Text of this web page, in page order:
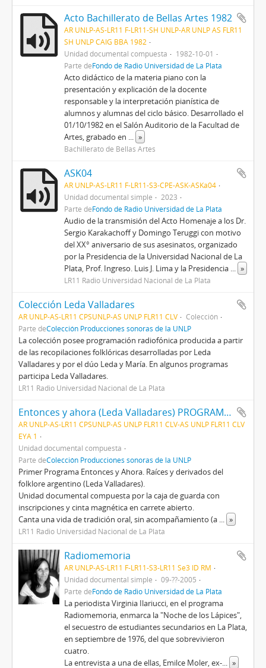
Acto Bachillerato de Bellas Artes 1982
AR UNLP-AS-LR11 F-LR11-SH UNLP-AR UNLP AS FLR11
SH UNLP CAIG BBA 1982
Unidad documental compuesta
1982-10-01
Parte deFondo de Radio Universidad de La Plata
Acto didáctico de la materia piano con la
presentación y explicación de la docente
responsable y la interpretación pianística de
alumnos y alumnas del ciclo básico. Desarrollado el
01/10/1982 en el Salón Auditorio de la Facultad de
Artes, grabado en ... »
Bachillerato de Bellas Artes
ASK04
AR UNLP-AS-LR11 F-LR11-S3-CPE-ASK-ASKa04
Unidad documental simple
2023
Parte deFondo de Radio Universidad de La Plata
Audio de la transmisión del Acto Homenaje a los Dr.
Sergio Karakachoff y Domingo Teruggi con motivo
del XX° aniversario de sus asesinatos, organizado
por la Presidencia de la Universidad Nacional de La
Plata, Prof. Ingreso. Luis J. Lima y la Presidencia ... »
LR11 Radio Universidad Nacional de La Plata
Colección Leda Valladares
AR UNLP-AS-LR11 CPSUNLP-AS UNLP FLR11 CLV
Colección
Parte deColección Producciones sonoras de la UNLP
La colección posee programación radiofónica producida a partir
de las recopilaciones folklóricas desarrolladas por Leda
Valladares y por el dúo Leda y María. En algunos programas
participa Leda Valladares.
LR11 Radio Universidad Nacional de La Plata
Entonces y ahora (Leda Valladares) PROGRAMA N 1
AR UNLP-AS-LR11 CPSUNLP-AS UNLP FLR11 CLV-AS UNLP FLR11 CLV
EYA 1
Unidad documental compuesta
Parte deColección Producciones sonoras de la UNLP
Primer Programa Entonces y Ahora. Raíces y derivados del
folklore argentino (Leda Valladares).
Unidad documental compuesta por la caja de guarda con
inscripciones y cinta magnética en carrete abierto.
Canta una vida de tradición oral, sin acompañamiento (a ... »
LR11 Radio Universidad Nacional de La Plata
Radiomemoria
AR UNLP-AS-LR11 F-LR11-S3-LR11 Se3 ID RM
Unidad documental simple
09-??-2005
Parte deFondo de Radio Universidad de La Plata
La periodista Virginia Ilariucci, en el programa
Radiomemoria, enmarca la "Noche de los Lápices",
el secuestro de estudiantes secundarios en La Plata,
en septiembre de 1976, del que sobrevivieron
cuatro.
La entrevista a una de ellas, Emilce Moler, ex-... »